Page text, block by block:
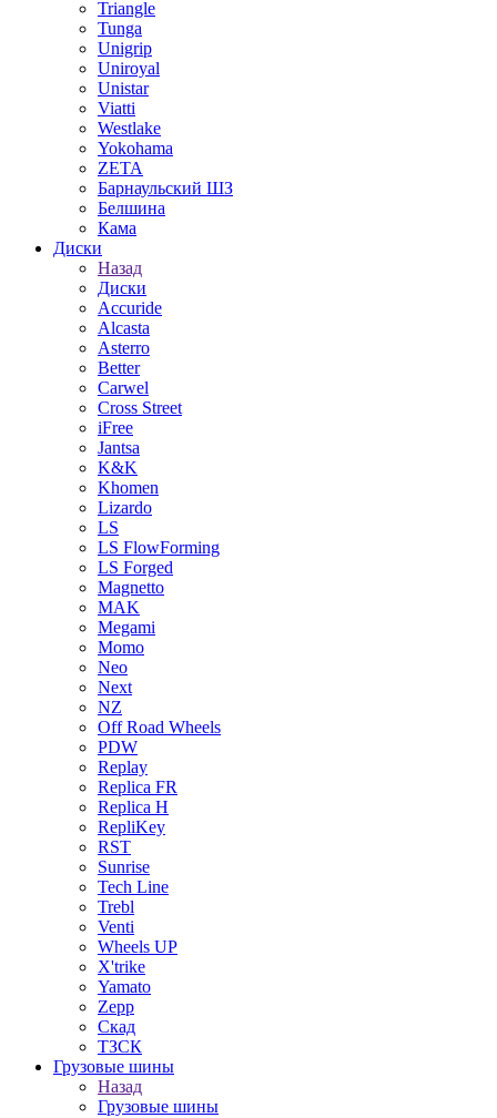
Triangle
Tunga
Unigrip
Uniroyal
Unistar
Viatti
Westlake
Yokohama
ZETA
Барнаульский ШЗ
Белшина
Кама
Диски
Назад
Диски
Accuride
Alcasta
Asterro
Better
Carwel
Cross Street
iFree
Jantsa
K&K
Khomen
Lizardo
LS
LS FlowForming
LS Forged
Magnetto
MAK
Megami
Momo
Neo
Next
NZ
Off Road Wheels
PDW
Replay
Replica FR
Replica H
RepliKey
RST
Sunrise
Tech Line
Trebl
Venti
Wheels UP
X'trike
Yamato
Zepp
Скад
ТЗСК
Грузовые шины
Назад
Грузовые шины